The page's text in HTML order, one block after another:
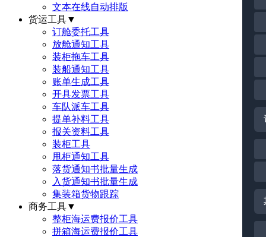
文本在线自动排版
货运工具▼
订舱委托工具
放舱通知工具
装柜拖车工具
装船通知工具
账单生成工具
开具发票工具
车队派车工具
提单补料工具
报关资料工具
装柜工具
甩柜通知工具
落货通知书批量生成
入货通知书批量生成
集装箱货物跟踪
商务工具▼
整柜海运费报价工具
拼箱海运费报价工具